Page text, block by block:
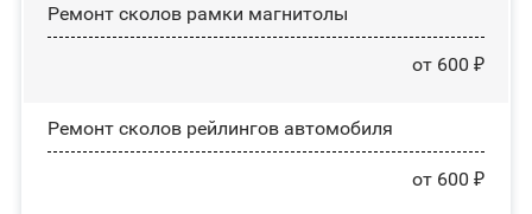
Ремонт сколов рамки магнитолы
от 600 ₽
Ремонт сколов рейлингов автомобиля
от 600 ₽